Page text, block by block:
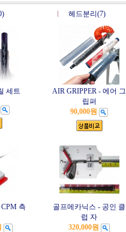
헤드분리(7)
세트
AIR GRIPPER - 에어 그
립퍼
90,000원
측
골프메카닉스 - 공인 클
럽 자
320,000원